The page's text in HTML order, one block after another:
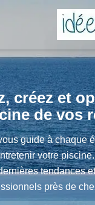
créez et
de vos
guide à chaque
votre
tendances
près de